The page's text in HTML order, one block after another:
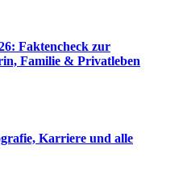
Faktencheck zur
Familie & Privatleben
Karriere und alle